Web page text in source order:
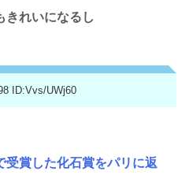
れいになるし
ID:Vvs/UWj60
受賞した化石賞をパリに返